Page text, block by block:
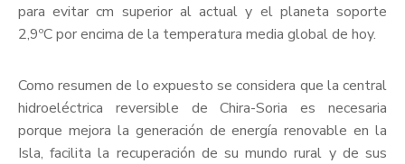
para evitar cm superior al actual y el planeta soporte
2,9ºC por encima de la temperatura media global de hoy.
Como resumen de lo expuesto se considera que la central
hidroeléctrica reversible de Chira-Soria es necesaria
porque mejora la generación de energía renovable en la
Isla, facilita la recuperación de su mundo rural y de sus